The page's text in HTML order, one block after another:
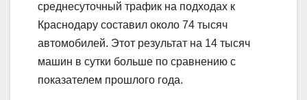
среднесуточный трафик на подходах к
Краснодару составил около 74 тысяч
автомобилей. Этот результат на 14 тысяч
машин в сутки больше по сравнению с
показателем прошлого года.